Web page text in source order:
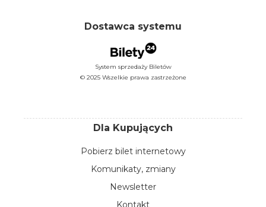
Dostawca systemu
System sprzedaży Biletów
© 2025 Wszelkie prawa zastrzeżone
Dla Kupujących
Pobierz bilet internetowy
Komunikaty, zmiany
Newsletter
Kontakt